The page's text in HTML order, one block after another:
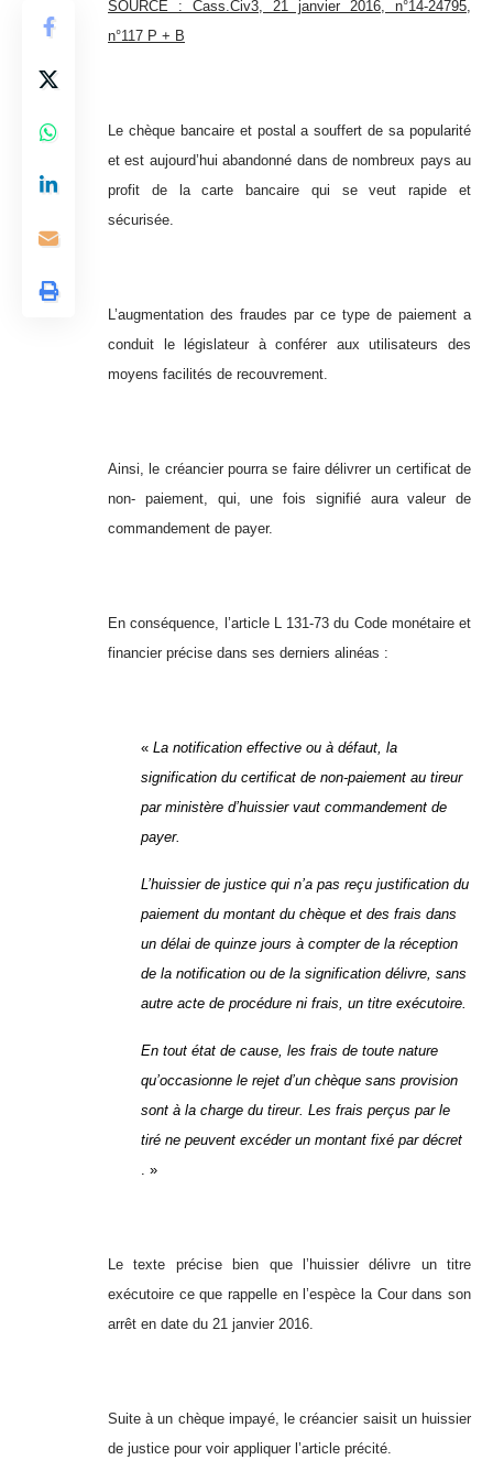
SOURCE : Cass.Civ3, 21 janvier 2016, n°14-24795,
n°117 P + B
Le chèque bancaire et postal a souffert de sa popularité
et est aujourd’hui abandonné dans de nombreux pays au
profit de la carte bancaire qui se veut rapide et
sécurisée.
L’augmentation des fraudes par ce type de paiement a
conduit le législateur à conférer aux utilisateurs des
moyens facilités de recouvrement.
Ainsi, le créancier pourra se faire délivrer un certificat de
non- paiement, qui, une fois signifié aura valeur de
commandement de payer.
En conséquence, l’article L 131-73 du Code monétaire et
financier précise dans ses derniers alinéas :
« La notification effective ou à défaut, la
signification du certificat de non-paiement au tireur
par ministère d’huissier vaut commandement de
payer.
L’huissier de justice qui n’a pas reçu justification du
paiement du montant du chèque et des frais dans
un délai de quinze jours à compter de la réception
de la notification ou de la signification délivre, sans
autre acte de procédure ni frais, un titre exécutoire.
En tout état de cause, les frais de toute nature
qu’occasionne le rejet d’un chèque sans provision
sont à la charge du tireur. Les frais perçus par le
tiré ne peuvent excéder un montant fixé par décret
. »
Le texte précise bien que l’huissier délivre un titre
exécutoire ce que rappelle en l’espèce la Cour dans son
arrêt en date du 21 janvier 2016.
Suite à un chèque impayé, le créancier saisit un huissier
de justice pour voir appliquer l’article précité.